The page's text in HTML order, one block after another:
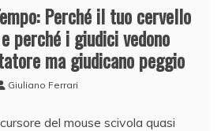
Perché il tuo cervello
perché i giudici vedono
ma giudicano peggio
Giuliano Ferrari
del mouse scivola quasi